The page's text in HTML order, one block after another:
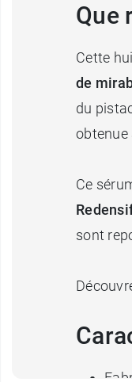
Que
Cette
de
du
obtenue
Ce
sont